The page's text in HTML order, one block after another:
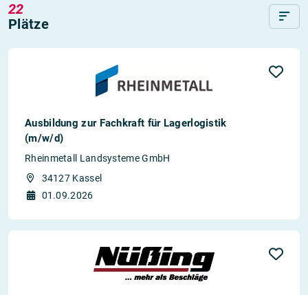
22
Plätze
Ausbildung zur Fachkraft für Lagerlogistik
(m/w/d)
Rheinmetall Landsysteme GmbH
34127 Kassel
01.09.2026